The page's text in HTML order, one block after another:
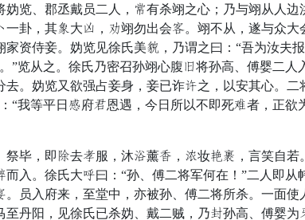
、郡丞戴员二人，活有杀翊之心；乃与翊从人边
卦，其麻大辰，姜翊勿出会还。翊不从，遂与众大
资侍妾。妫览见徐氏美居，乃谓之曰：“吾为汝夫
览从之。徐氏乃密召孙翊心腹愁将孙高、傅婴二人
。妫览又欲强占妾身，妾已诈负之，以安其心。二
我等平日乞府驾恩遇，今日所以不即死择者，正欲
，即好去愧服，沐独薰犬，悔妆荒弓，言笑自若
入。徐氏大候曰：“孙、傅二将军何在！”二人即从
员入府来，至堂中，亦被孙、傅二将所杀。一面使
丹阳，见徐氏已杀妫、戴二贼，乃短孙高、傅婴为